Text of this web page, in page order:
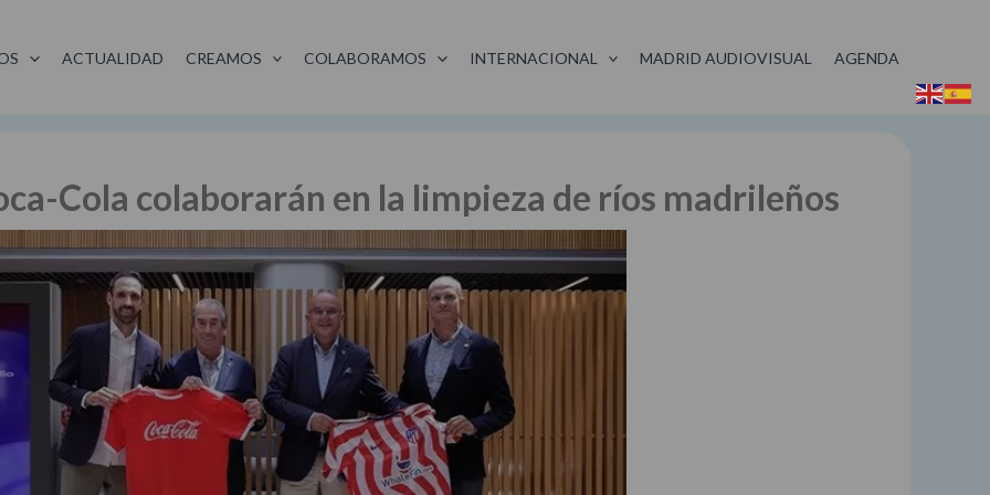
ACTUALIDAD CREAMOS COLABORAMOS INTERNACIONAL MADRID AUDIOVISUAL AGENDA
Cola colaborarán en la limpieza de ríos madrileños